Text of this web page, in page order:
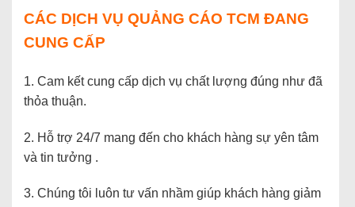
CÁC DỊCH VỤ QUẢNG CÁO TCM ĐANG
CUNG CẤP
1. Cam kết cung cấp dịch vụ chất lượng đúng như đã
thỏa thuận.
2. Hỗ trợ 24/7 mang đến cho khách hàng sự yên tâm
và tin tưởng .
3. Chúng tôi luôn tư vấn nhầm giúp khách hàng giảm